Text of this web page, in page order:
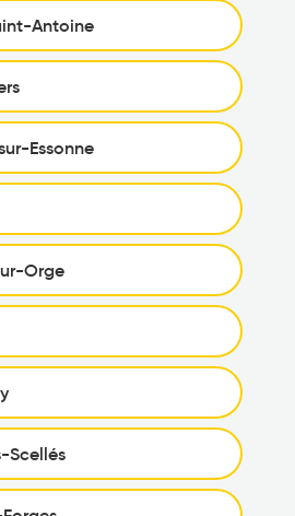
Antoine
Essonne
Orge
Scellés